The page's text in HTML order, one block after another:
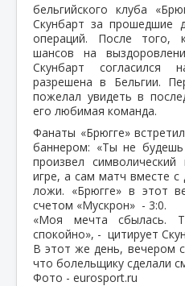
бельгийского клуба
Скунбарт за прошедшие
операций. После того,
шансов на
Скунбарт согласился
разрешена в Бельгии.
пожелал увидеть в
его любимая команда.
Фанаты «Брюгге»
баннером: «Ты не
произвел
игре, а сам матч вместе
ложи. «Брюгге» в этот
счетом «Мускрон» - 3:0.
«Моя мечта сбылась.
спокойно», - цитирует
В этот же день, вечером
что болельщику сделали
Фото - eurosport.ru